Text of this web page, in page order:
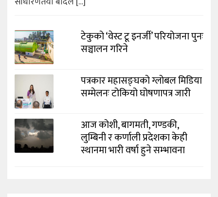
टेकुको ‘वेस्ट टू इनर्जी’ परियोजना पुनः
सञ्चालन गरिने
पत्रकार महासङ्घको ग्लोबल मिडिया
सम्मेलनः टोकियो घोषणापत्र जारी
आज कोशी, बागमती, गण्डकी,
लुम्बिनी र कर्णाली प्रदेशका केही
स्थानमा भारी वर्षा हुने सम्भावना